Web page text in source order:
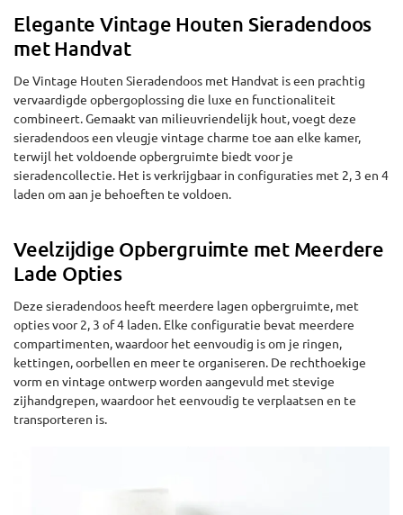
Elegante Vintage Houten Sieradendoos
met Handvat
De Vintage Houten Sieradendoos met Handvat is een prachtig
vervaardigde opbergoplossing die luxe en functionaliteit
combineert. Gemaakt van milieuvriendelijk hout, voegt deze
sieradendoos een vleugje vintage charme toe aan elke kamer,
terwijl het voldoende opbergruimte biedt voor je
sieradencollectie. Het is verkrijgbaar in configuraties met 2, 3 en 4
laden om aan je behoeften te voldoen.
Veelzijdige Opbergruimte met Meerdere
Lade Opties
Deze sieradendoos heeft meerdere lagen opbergruimte, met
opties voor 2, 3 of 4 laden. Elke configuratie bevat meerdere
compartimenten, waardoor het eenvoudig is om je ringen,
kettingen, oorbellen en meer te organiseren. De rechthoekige
vorm en vintage ontwerp worden aangevuld met stevige
zijhandgrepen, waardoor het eenvoudig te verplaatsen en te
transporteren is.